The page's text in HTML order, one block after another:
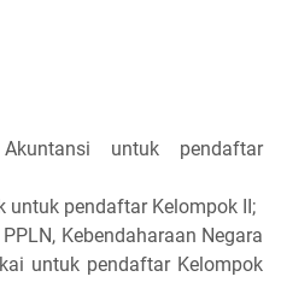
untuk pendaftar
untuk pendaftar Kelompok II;
Kebendaharaan Negara
untuk pendaftar Kelompok